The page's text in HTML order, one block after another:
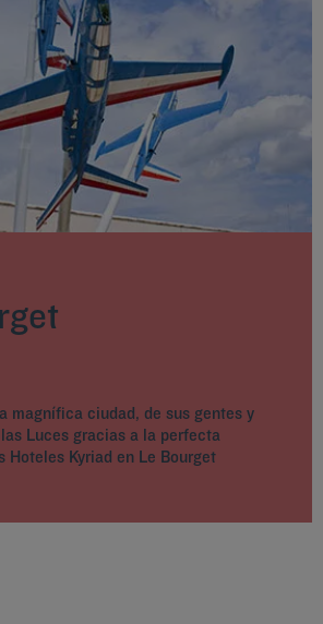
magnífica ciudad, de sus gentes y
Luces gracias a la perfecta
Hoteles Kyriad en Le Bourget